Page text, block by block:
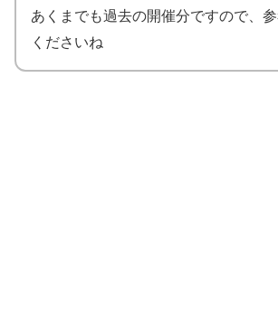
あくまでも過去の開催分ですので、
くださいね